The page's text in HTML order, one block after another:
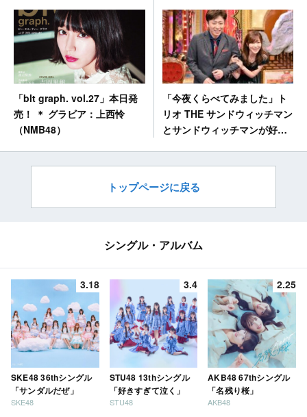
「blt graph. vol.27」本日発
売！ ＊ グラビア：上西怜
（NMB48）
「今夜くらべてみました」ト
リオ THE サンドウィッチマン
とサンドウィッチマンが好き
トップページに戻る
シングル・アルバム
3.18
SKE48 36thシングル
「サンダルだぜ」
SKE48
3.4
STU48 13thシングル
「好きすぎて泣く」
STU48
2.25
AKB48 67thシングル
「名残り桜」
AKB48